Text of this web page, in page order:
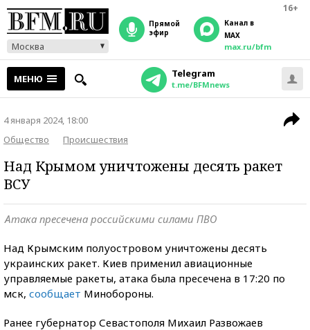
16+
Москва
прямой
эфир
Канал в
MAX
max.ru/bfm
МЕНЮ Telegram
t.me/BFMnews
4 января 2024, 18:00
Общество
Происшествия
Над Крымом уничтожены десять ракет
ВСУ
Атака пресечена российскими силами ПВО
Над Крымским полуостровом уничтожены десять
украинских ракет. Киев применил авиационные
управляемые ракеты, атака была пресечена в 17:20 по
мск, сообщает Минобороны.
Ранее губернатор Севастополя Михаил Развожаев